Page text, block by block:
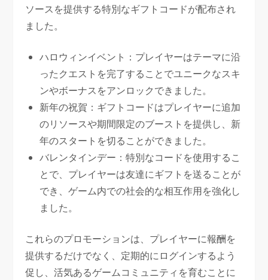
ソースを提供する特別なギフトコードが配布され
ました。
ハロウィンイベント：プレイヤーはテーマに沿
ったクエストを完了することでユニークなスキ
ンやボーナスをアンロックできました。
新年の祝賀：ギフトコードはプレイヤーに追加
のリソースや期間限定のブーストを提供し、新
年のスタートを切ることができました。
バレンタインデー：特別なコードを使用するこ
とで、プレイヤーは友達にギフトを送ることが
でき、ゲーム内での社会的な相互作用を強化し
ました。
これらのプロモーションは、プレイヤーに報酬を
提供するだけでなく、定期的にログインするよう
促し、活気あるゲームコミュニティを育むことに